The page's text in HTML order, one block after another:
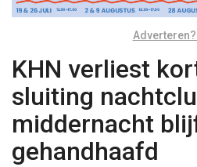
Adverteren?
KHN verliest
sluiting
middernacht
gehandhaafd